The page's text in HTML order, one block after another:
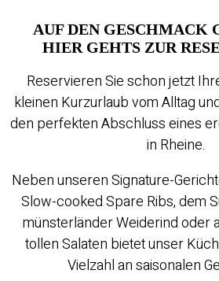
AUF DEN GESCHMACK
HIER GEHTS ZUR
Reservieren Sie schon jetzt
kleinen Kurzurlaub vom Alltag
den perfekten Abschluss eines
in Rheine.
Neben unseren Signature-
Slow-cooked Spare Ribs, dem
münsterländer Weiderind oder
tollen Salaten bietet unser
Vielzahl an saisonalen